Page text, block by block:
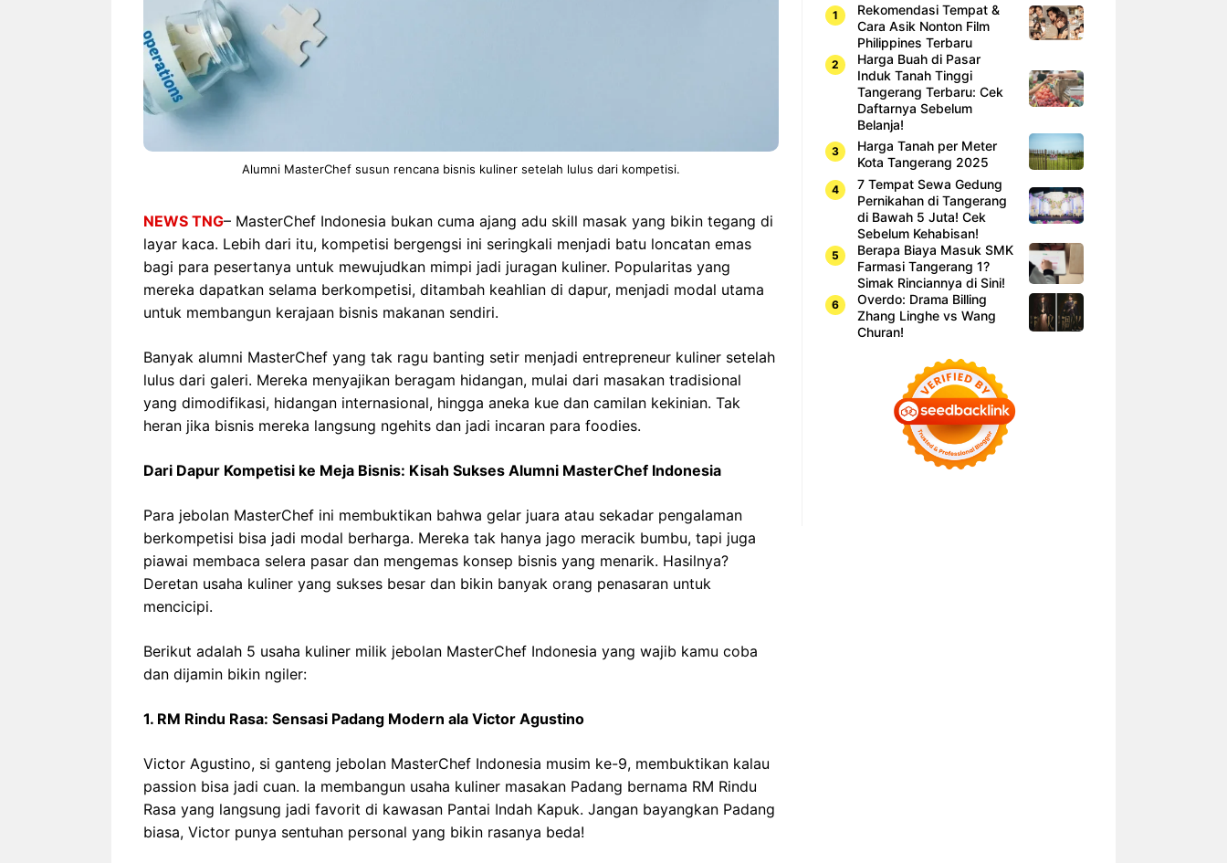
Alumni MasterChef susun rencana bisnis kuliner setelah lulus dari kompetisi.
NEWS TNG– MasterChef Indonesia bukan cuma ajang adu skill masak yang bikin tegang di
layar kaca. Lebih dari itu, kompetisi bergengsi ini seringkali menjadi batu loncatan emas
bagi para pesertanya untuk mewujudkan mimpi jadi juragan kuliner. Popularitas yang
mereka dapatkan selama berkompetisi, ditambah keahlian di dapur, menjadi modal utama
untuk membangun kerajaan bisnis makanan sendiri.
Banyak alumni MasterChef yang tak ragu banting setir menjadi entrepreneur kuliner setelah
lulus dari galeri. Mereka menyajikan beragam hidangan, mulai dari masakan tradisional
yang dimodifikasi, hidangan internasional, hingga aneka kue dan camilan kekinian. Tak
heran jika bisnis mereka langsung ngehits dan jadi incaran para foodies.
Dari Dapur Kompetisi ke Meja Bisnis: Kisah Sukses Alumni MasterChef Indonesia
Para jebolan MasterChef ini membuktikan bahwa gelar juara atau sekadar pengalaman
berkompetisi bisa jadi modal berharga. Mereka tak hanya jago meracik bumbu, tapi juga
piawai membaca selera pasar dan mengemas konsep bisnis yang menarik. Hasilnya?
Deretan usaha kuliner yang sukses besar dan bikin banyak orang penasaran untuk
mencicipi.
Berikut adalah 5 usaha kuliner milik jebolan MasterChef Indonesia yang wajib kamu coba
dan dijamin bikin ngiler:
1. RM Rindu Rasa: Sensasi Padang Modern ala Victor Agustino
Victor Agustino, si ganteng jebolan MasterChef Indonesia musim ke-9, membuktikan kalau
passion bisa jadi cuan. Ia membangun usaha kuliner masakan Padang bernama RM Rindu
Rasa yang langsung jadi favorit di kawasan Pantai Indah Kapuk. Jangan bayangkan Padang
biasa, Victor punya sentuhan personal yang bikin rasanya beda!
Rekomendasi Tempat &
Cara Asik Nonton Film
Philippines Terbaru
Harga Buah di Pasar
Induk Tanah Tinggi
Tangerang Terbaru: Cek
Daftarnya Sebelum
Belanja!
Harga Tanah per Meter
Kota Tangerang 2025
7 Tempat Sewa Gedung
Pernikahan di Tangerang
di Bawah 5 Juta! Cek
Sebelum Kehabisan!
Berapa Biaya Masuk SMK
Farmasi Tangerang 1?
Simak Rinciannya di Sini!
Overdo: Drama Billing
Zhang Linghe vs Wang
Churan!